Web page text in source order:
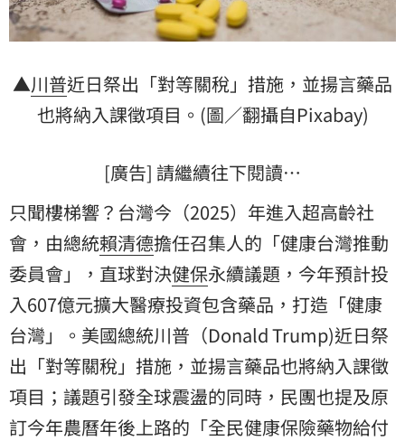
▲川普近日祭出「對等關稅」措施，並揚言藥品
也將納入課徵項目。(圖／翻攝自Pixabay)
[廣告] 請繼續往下閱讀…
只聞樓梯響？台灣今（2025）年進入超高齡社
會，由總統賴清德擔任召集人的「健康台灣推動
委員會」，直球對決健保永續議題，今年預計投
入607億元擴大醫療投資包含藥品，打造「健康
台灣」。美國總統川普（Donald Trump)近日祭
出「對等關稅」措施，並揚言藥品也將納入課徵
項目；議題引發全球震盪的同時，民團也提及原
訂今年農曆年後上路的「全民健康保險藥物給付